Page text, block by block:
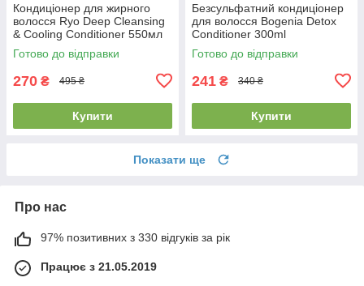
Кондиціонер для жирного
волосся Ryo Deep Cleansing
& Cooling Conditioner 550мл
Готово до відправки
270 ₴ 495 ₴
Купити
Безсульфатний кондиціонер
для волосся Bogenia Detox
Conditioner 300ml
Готово до відправки
241 ₴ 340 ₴
Купити
Показати ще
Про нас
97% позитивних з 330 відгуків за рік
Працює з 21.05.2019